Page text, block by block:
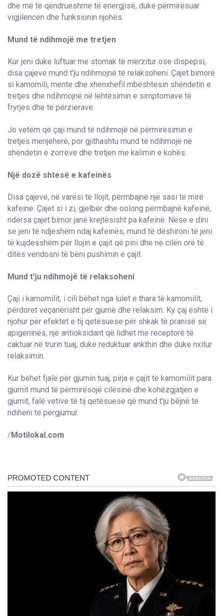
dhe më të qëndrueshme të energjisë, duke përmirësuar
vigjilencën dhe funksionin njohës.
Mund të ndihmojë me tretjen
Kur jeni duke luftuar me stomak të mërzitur ose dispepsi,
disa çajeve mund t'ju ndihmojnë të relaksoheni. Çajet bimorë
si kamomili, mente dhe xhenxhefil mbështesin shëndetin e
tretjes dhe ndihmojnë në lehtësimin e simptomave të
fryrjes dhe të përzierave.
Jo vetëm që çaji mund të ndihmojë në përmirësimin e
tretjes menjëherë, por gjithashtu mund të ndihmojë në
shëndetin e zorrëve dhe tretjen me kalimin e kohës.
Një dozë shtesë e kafeinës
Disa çajeve, në varësi të llojit, përmbajnë një sasi të mirë
kafeine. Çajet si i zi, gjelbër dhe oolong përmbajnë kafeinë,
ndërsa çajet bimor janë krejtësisht pa kafeinë. Nëse e dini
se jeni të ndjeshëm ndaj kafeinës, mund të dëshironi të jeni
të kujdesshëm për llojin e çajit që pini dhe në cilën orë të
ditës vendosni të bëni pushimin e çajit.
Mund t'ju ndihmojë të relaksoheni
Çaji i kamomilit, i cili bëhet nga lulet e thara të kamomilit,
përdoret veçanërisht për gjumë dhe relaksim. Ky çaj është i
njohur për efektet e tij qetësuese për shkak të pranisë së
apigeninës, një antioksidant që lidhet me receptorë të
caktuar në trurin tuaj, duke reduktuar ankthin dhe duke nxitur
relaksimin.
Kur bëhet fjalë për gjumin tuaj, pirja e çajit të kamomilit para
gjumit mund të përmirësojë cilësinë dhe kohëzgjatjen e
gjumit, falë vetive të tij qetësuese që mund t'ju bëjnë të
ndiheni të përgjumur.
/Motilokal.com